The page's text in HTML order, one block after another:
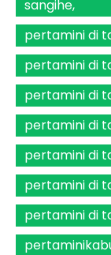
sangihe
pertamini di
pertamini di
pertamini di
pertamini di
pertamini di
pertamini di
pertamini di